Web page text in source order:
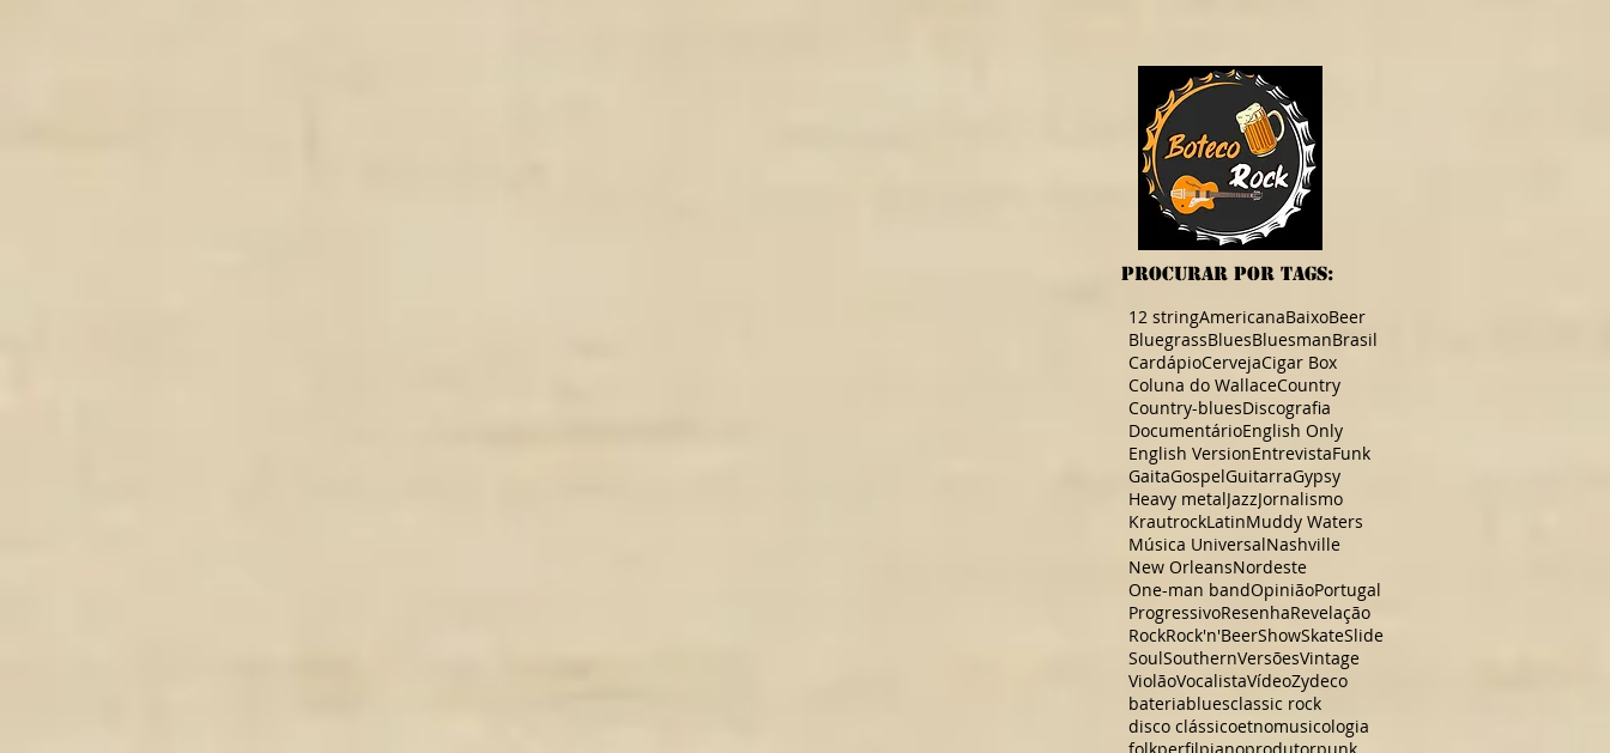
procurar por TAGS:
12 stringAmericanaBaixoBeer
BluegrassBluesBluesmanBrasil
CardápioCervejaCigar Box
Coluna do WallaceCountry
Country-bluesDiscografia
DocumentárioEnglish Only
English VersionEntrevistaFunk
GaitaGospelGuitarraGypsy
Heavy metalJazzJornalismo
KrautrockLatinMuddy Waters
Música UniversalNashville
New OrleansNordeste
One-man bandOpiniãoPortugal
ProgressivoResenhaRevelação
RockRock'n'BeerShowSkateSlide
SoulSouthernVersõesVintage
ViolãoVocalistaVídeoZydeco
bateriabluesclassic rock
disco clássicoetnomusicologia